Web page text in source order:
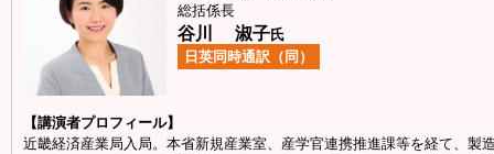
総括係長
谷川 淑子氏
日英同時通訳（同）
【講演者プロフィール】
近畿経済産業局入局。本省新規産業室、産学官連携推進課等を経て、製